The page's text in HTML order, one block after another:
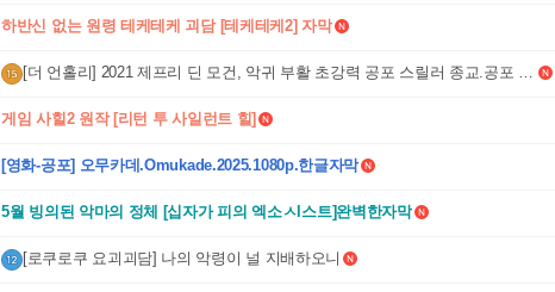
하반신 없는 원령 테케테케 괴담 [테케테케2] 자막
[더 언홀리] 2021 제프리 딘 모건, 악귀 부활 초강력 공포 스릴러 종교.공포 자
게임 사힐2 원작 [리턴 투 사일런트 힐]
[영화-공포] 오무카데.Omukade.2025.1080p.한글자막
5월 빙의된 악마의 정체 [십자가 피의 엑소ㅅl스트]완벽한자막
[로쿠로쿠 요괴괴담] 나의 악령이 널 지배하오니